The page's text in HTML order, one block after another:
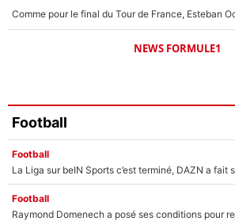
NEWS FORMULE1
Football
Football
Football